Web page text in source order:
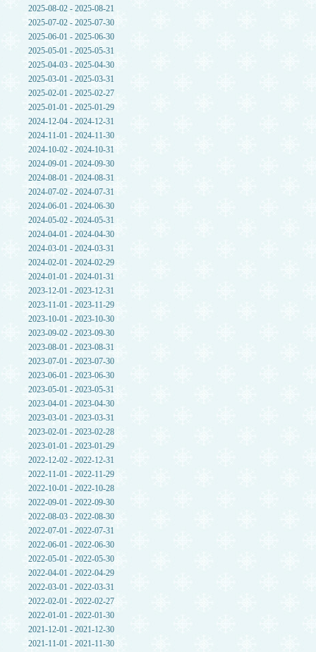
2025-08-02 - 2025-08-21
2025-07-02 - 2025-07-30
2025-06-01 - 2025-06-30
2025-05-01 - 2025-05-31
2025-04-03 - 2025-04-30
2025-03-01 - 2025-03-31
2025-02-01 - 2025-02-27
2025-01-01 - 2025-01-29
2024-12-04 - 2024-12-31
2024-11-01 - 2024-11-30
2024-10-02 - 2024-10-31
2024-09-01 - 2024-09-30
2024-08-01 - 2024-08-31
2024-07-02 - 2024-07-31
2024-06-01 - 2024-06-30
2024-05-02 - 2024-05-31
2024-04-01 - 2024-04-30
2024-03-01 - 2024-03-31
2024-02-01 - 2024-02-29
2024-01-01 - 2024-01-31
2023-12-01 - 2023-12-31
2023-11-01 - 2023-11-29
2023-10-01 - 2023-10-30
2023-09-02 - 2023-09-30
2023-08-01 - 2023-08-31
2023-07-01 - 2023-07-30
2023-06-01 - 2023-06-30
2023-05-01 - 2023-05-31
2023-04-01 - 2023-04-30
2023-03-01 - 2023-03-31
2023-02-01 - 2023-02-28
2023-01-01 - 2023-01-29
2022-12-02 - 2022-12-31
2022-11-01 - 2022-11-29
2022-10-01 - 2022-10-28
2022-09-01 - 2022-09-30
2022-08-03 - 2022-08-30
2022-07-01 - 2022-07-31
2022-06-01 - 2022-06-30
2022-05-01 - 2022-05-30
2022-04-01 - 2022-04-29
2022-03-01 - 2022-03-31
2022-02-01 - 2022-02-27
2022-01-01 - 2022-01-30
2021-12-01 - 2021-12-30
2021-11-01 - 2021-11-30